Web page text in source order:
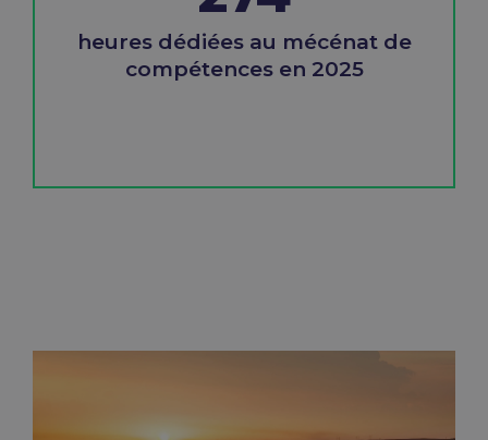
heures dédiées au mécénat de
compétences en 2025